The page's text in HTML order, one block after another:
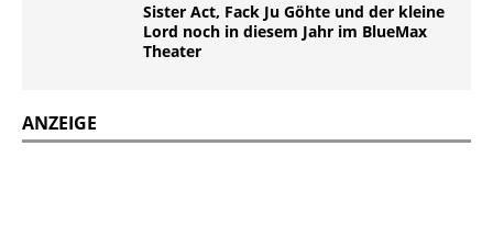
Sister Act, Fack Ju Göhte und der kleine
Lord noch in diesem Jahr im BlueMax
Theater
ANZEIGE